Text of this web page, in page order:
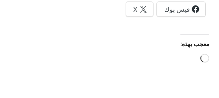
فيس بوك X
معجب بهذه:
جاري